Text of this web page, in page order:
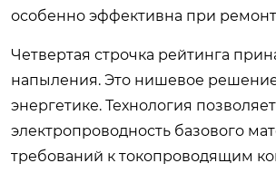
особенно эффективна при
Четвертая строчка рейтинга
напыления. Это нишевое
энергетике. Технология
электропроводность базового
требований к токопроводящим